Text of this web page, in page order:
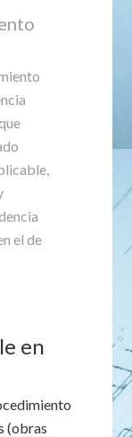
el de
en
(obras